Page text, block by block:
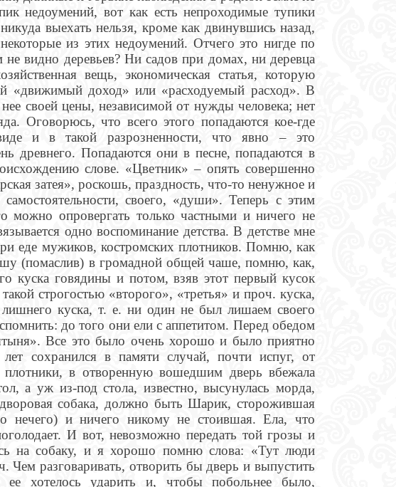
недоумений, вот как есть непроходимые тупики
выехать нельзя, кроме как двинувшись назад,
из этих недоумений. Отчего это нигде по
видно деревьев? Ни садов при домах, ни деревца
вещь, экономическая статья, которую
«движимый доход» или «расходуемый расход». В
нее своей цены, независимой от нужды человека; нет
Оговорюсь, что всего этого попадаются кое-где
и в такой разрозненности, что явно – это
древнего. Попадаются они в песне, попадаются в
слове. «Цветник» – опять совершенно
затея», роскошь, праздность, что-то ненужное и
своего, «души». Теперь с этим
можно опровергать только частными и ничего не
одно воспоминание детства. В детстве мне
еде мужиков, костромских плотников. Помню, как
(помаслив) в громадной общей чаше, помню, как,
куска говядины и потом, взяв этот первый кусок
строгостью «второго», «третья» и проч. куска,
куска, т. е. ни один не был лишаем своего
до того они ели с аппетитом. Перед обедом
Все это было очень хорошо и было приятно
сохранился в памяти случай, почти испуг, от
в отворенную вошедшим дверь вбежала
а уж из-под стола, известно, высунулась морда,
собака, должно быть Шарик, сторожившая
нечего) и ничего никому не стоившая. Ела, что
И вот, невозможно передать той грозы и
на собаку, и я хорошо помню слова: «Тут люди
Чем разговаривать, отворить бы дверь и выпустить
ее хотелось ударить и, чтобы побольнее было,